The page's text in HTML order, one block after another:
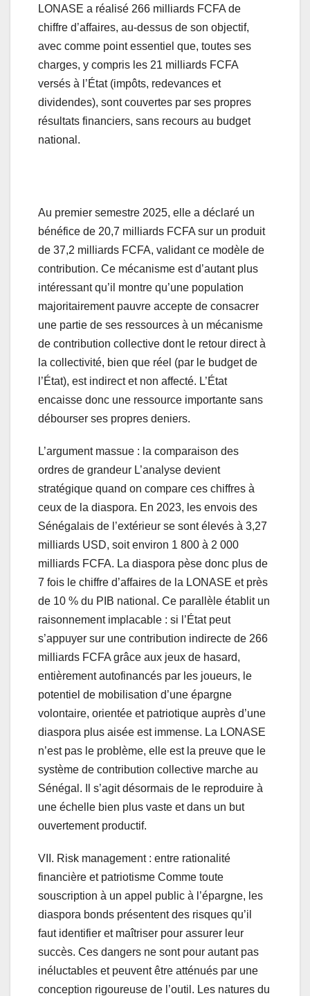
LONASE a réalisé 266 milliards FCFA de
chiffre d’affaires, au-dessus de son objectif,
avec comme point essentiel que, toutes ses
charges, y compris les 21 milliards FCFA
versés à l’État (impôts, redevances et
dividendes), sont couvertes par ses propres
résultats financiers, sans recours au budget
national.
Au premier semestre 2025, elle a déclaré un
bénéfice de 20,7 milliards FCFA sur un produit
de 37,2 milliards FCFA, validant ce modèle de
contribution. Ce mécanisme est d’autant plus
intéressant qu’il montre qu’une population
majoritairement pauvre accepte de consacrer
une partie de ses ressources à un mécanisme
de contribution collective dont le retour direct à
la collectivité, bien que réel (par le budget de
l’État), est indirect et non affecté. L’État
encaisse donc une ressource importante sans
débourser ses propres deniers.
L’argument massue : la comparaison des
ordres de grandeur L’analyse devient
stratégique quand on compare ces chiffres à
ceux de la diaspora. En 2023, les envois des
Sénégalais de l’extérieur se sont élevés à 3,27
milliards USD, soit environ 1 800 à 2 000
milliards FCFA. La diaspora pèse donc plus de
7 fois le chiffre d’affaires de la LONASE et près
de 10 % du PIB national. Ce parallèle établit un
raisonnement implacable : si l’État peut
s’appuyer sur une contribution indirecte de 266
milliards FCFA grâce aux jeux de hasard,
entièrement autofinancés par les joueurs, le
potentiel de mobilisation d’une épargne
volontaire, orientée et patriotique auprès d’une
diaspora plus aisée est immense. La LONASE
n’est pas le problème, elle est la preuve que le
système de contribution collective marche au
Sénégal. Il s’agit désormais de le reproduire à
une échelle bien plus vaste et dans un but
ouvertement productif.
VII. Risk management : entre rationalité
financière et patriotisme Comme toute
souscription à un appel public à l’épargne, les
diaspora bonds présentent des risques qu’il
faut identifier et maîtriser pour assurer leur
succès. Ces dangers ne sont pour autant pas
inéluctables et peuvent être atténués par une
conception rigoureuse de l’outil. Les natures du